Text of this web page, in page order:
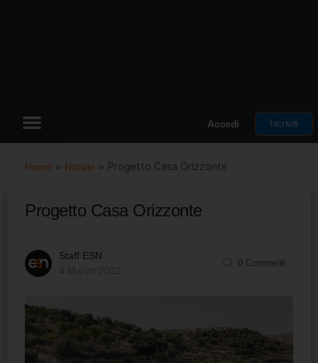
Accedi Iscriviti
Home » Notizie » Progetto Casa Orizzonte
Progetto Casa Orizzonte
Staff ESN
0 Commenti